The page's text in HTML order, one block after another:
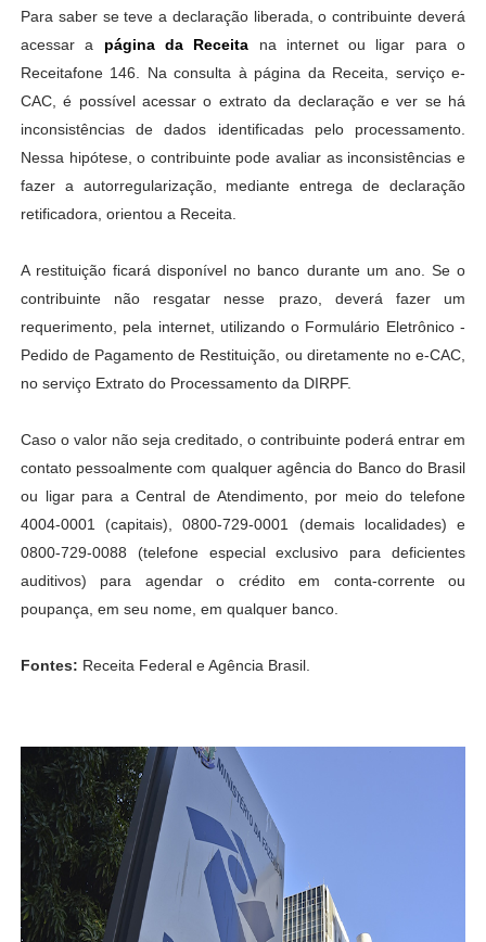
Para saber se teve a declaração liberada, o contribuinte deverá
acessar a página da Receita na internet ou ligar para o
Receitafone 146. Na consulta à página da Receita, serviço e-
CAC, é possível acessar o extrato da declaração e ver se há
inconsistências de dados identificadas pelo processamento.
Nessa hipótese, o contribuinte pode avaliar as inconsistências e
fazer a autorregularização, mediante entrega de declaração
retificadora, orientou a Receita.
A restituição ficará disponível no banco durante um ano. Se o
contribuinte não resgatar nesse prazo, deverá fazer um
requerimento, pela internet, utilizando o Formulário Eletrônico -
Pedido de Pagamento de Restituição, ou diretamente no e-CAC,
no serviço Extrato do Processamento da DIRPF.
Caso o valor não seja creditado, o contribuinte poderá entrar em
contato pessoalmente com qualquer agência do Banco do Brasil
ou ligar para a Central de Atendimento, por meio do telefone
4004-0001 (capitais), 0800-729-0001 (demais localidades) e
0800-729-0088 (telefone especial exclusivo para deficientes
auditivos) para agendar o crédito em conta-corrente ou
poupança, em seu nome, em qualquer banco.
Fontes: Receita Federal e Agência Brasil.